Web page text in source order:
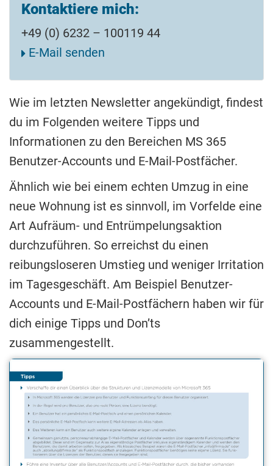
Kontaktiere mich:
+49 (0) 6232 – 100119 44
E-Mail senden
Wie im letzten Newsletter angekündigt, findest
du im Folgenden weitere Tipps und
Informationen zu den Bereichen MS 365
Benutzer-Accounts und E-Mail-Postfächer.
Ähnlich wie bei einem echten Umzug in eine
neue Wohnung ist es sinnvoll, im Vorfelde eine
Art Aufräum- und Entrümpelungsaktion
durchzuführen. So erreichst du einen
reibungsloseren Umstieg und weniger Irritation
im Tagesgeschäft. Am Beispiel Benutzer-
Accounts und E-Mail-Postfächern haben wir für
dich einige Tipps und Don’ts
zusammengestellt.